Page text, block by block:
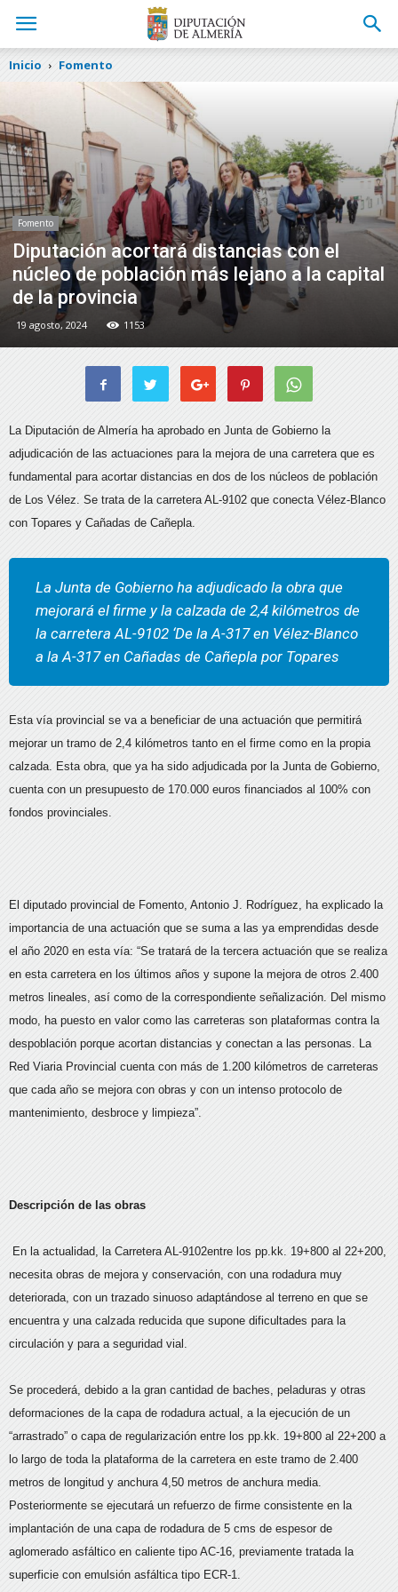
Inicio Fomento
Fomento
Diputación acortará distancias con el
núcleo de población más lejano a la capital
de la provincia
19 agosto, 2024 1153
La Diputación de Almería ha aprobado en Junta de Gobierno la
adjudicación de las actuaciones para la mejora de una carretera que es
fundamental para acortar distancias en dos de los núcleos de población
de Los Vélez. Se trata de la carretera AL-9102 que conecta Vélez-Blanco
con Topares y Cañadas de Cañepla.
La Junta de Gobierno ha adjudicado la obra que
mejorará el firme y la calzada de 2,4 kilómetros de
la carretera AL-9102 ‘De la A-317 en Vélez-Blanco
a la A-317 en Cañadas de Cañepla por Topares
Esta vía provincial se va a beneficiar de una actuación que permitirá
mejorar un tramo de 2,4 kilómetros tanto en el firme como en la propia
calzada. Esta obra, que ya ha sido adjudicada por la Junta de Gobierno,
cuenta con un presupuesto de 170.000 euros financiados al 100% con
fondos provinciales.
El diputado provincial de Fomento, Antonio J. Rodríguez, ha explicado la
importancia de una actuación que se suma a las ya emprendidas desde
el año 2020 en esta vía: “Se tratará de la tercera actuación que se realiza
en esta carretera en los últimos años y supone la mejora de otros 2.400
metros lineales, así como de la correspondiente señalización. Del mismo
modo, ha puesto en valor como las carreteras son plataformas contra la
despoblación porque acortan distancias y conectan a las personas. La
Red Viaria Provincial cuenta con más de 1.200 kilómetros de carreteras
que cada año se mejora con obras y con un intenso protocolo de
mantenimiento, desbroce y limpieza”.
Descripción de las obras
En la actualidad, la Carretera AL-9102entre los pp.kk. 19+800 al 22+200,
necesita obras de mejora y conservación, con una rodadura muy
deteriorada, con un trazado sinuoso adaptándose al terreno en que se
encuentra y una calzada reducida que supone dificultades para la
circulación y para a seguridad vial.
Se procederá, debido a la gran cantidad de baches, peladuras y otras
deformaciones de la capa de rodadura actual, a la ejecución de un
“arrastrado” o capa de regularización entre los pp.kk. 19+800 al 22+200 a
lo largo de toda la plataforma de la carretera en este tramo de 2.400
metros de longitud y anchura 4,50 metros de anchura media.
Posteriormente se ejecutará un refuerzo de firme consistente en la
implantación de una capa de rodadura de 5 cms de espesor de
aglomerado asfáltico en caliente tipo AC-16, previamente tratada la
superficie con emulsión asfáltica tipo ECR-1.